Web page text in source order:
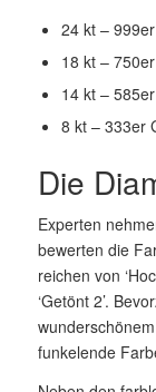
24 kt –
18 kt –
14 kt –
8 kt – 333er
Die
Experten
bewerten die
reichen von
‘Getönt 2’.
funkelende